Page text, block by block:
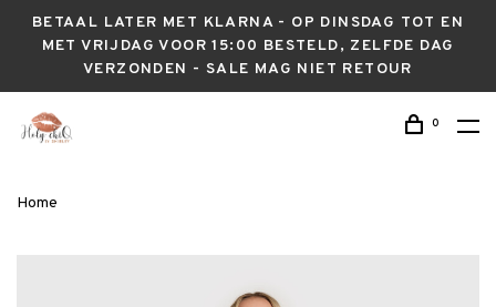
BETAAL LATER MET KLARNA - OP DINSDAG TOT EN
MET VRIJDAG VOOR 15:00 BESTELD, ZELFDE DAG
VERZONDEN - SALE MAG NIET RETOUR
0
Home